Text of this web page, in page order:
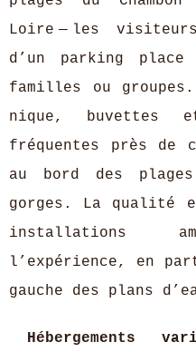
Loire — les
d’un parking
familles ou
nique, buvettes
fréquentes près de
au bord des
gorges. La qualité
installations
l’expérience, en
gauche des plans
Hébergements